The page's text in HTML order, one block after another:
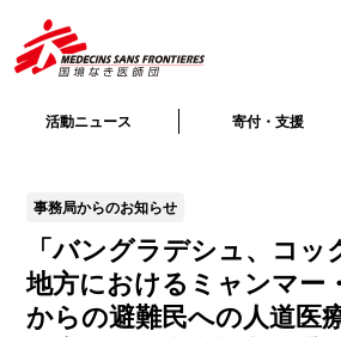
活動ニュース 寄付・支援
事務局からのお知らせ
「バングラデシュ、コ
地方におけるミャンマー
からの避難民への人道医